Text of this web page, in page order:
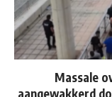
Massale
aangewakkerd